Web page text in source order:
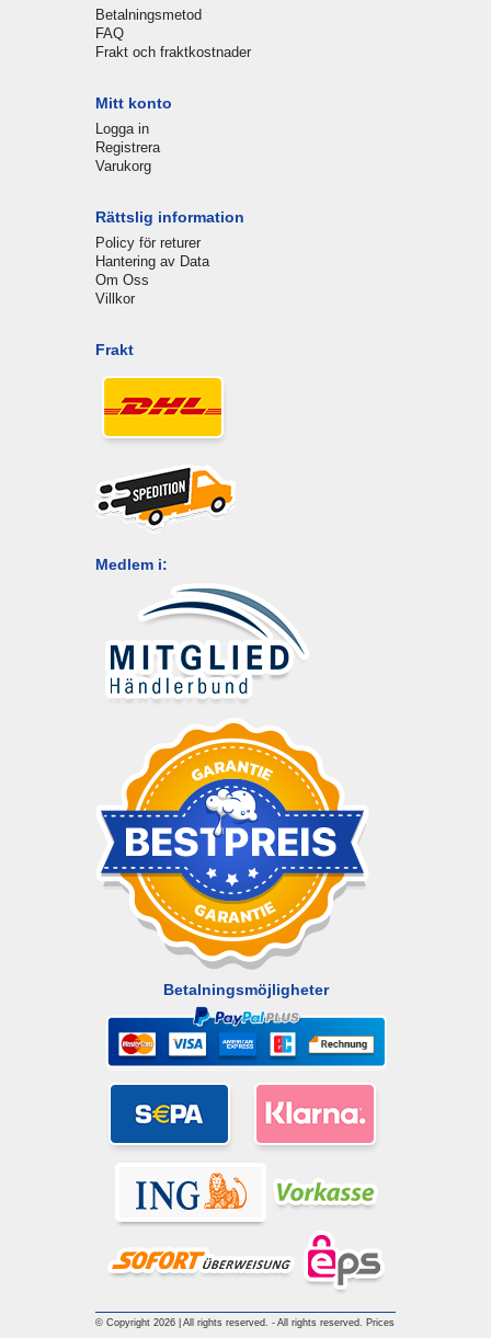
Betalningsmetod
FAQ
Frakt och fraktkostnader
Mitt konto
Logga in
Registrera
Varukorg
Rättslig information
Policy för returer
Hantering av Data
Om Oss
Villkor
Frakt
Medlem i:
Betalningsmöjligheter
© Copyright 2026 | All rights reserved. - All rights reserved. Prices